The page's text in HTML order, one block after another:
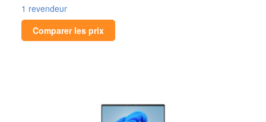
1 revendeur
Comparer les prix